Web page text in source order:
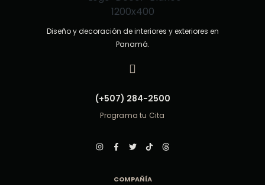
Diseño y decoración de interiores y exteriores en
Panamá.
(+507) 284-2500
Programa tu Cita
COMPAÑÍA